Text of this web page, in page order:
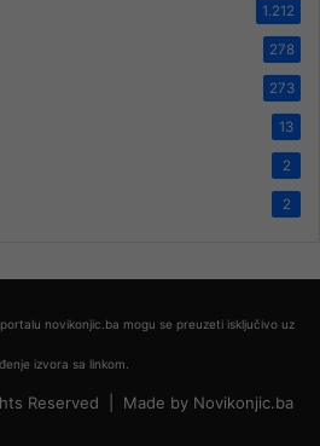
1.212
278
273
13
2
2
novikonjic.ba mogu se preuzeti isključivo uz
izvora sa linkom.
Reserved | Made by Novikonjic.ba